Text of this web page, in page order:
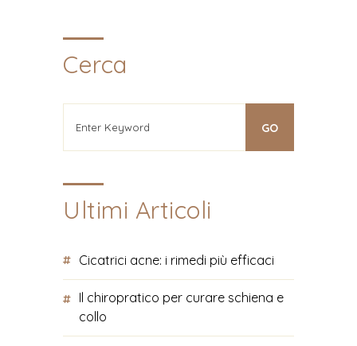
Cerca
Ultimi Articoli
Cicatrici acne: i rimedi più efficaci
Il chiropratico per curare schiena e
collo